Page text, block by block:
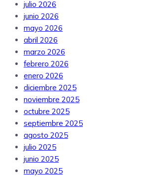
julio 2026
junio 2026
mayo 2026
abril 2026
marzo 2026
febrero 2026
enero 2026
diciembre 2025
noviembre 2025
octubre 2025
septiembre 2025
agosto 2025
julio 2025
junio 2025
mayo 2025